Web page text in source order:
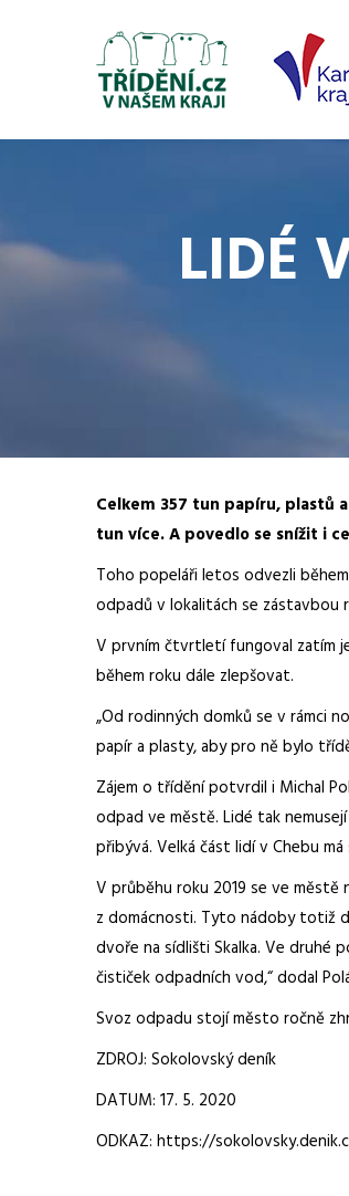
LIDÉ
Celkem 357 tun papíru, plastů
tun více. A povedlo se snížit i
Toho popeláři letos odvezli
odpadů v lokalitách se zástavbou
V prvním čtvrtletí fungoval zatím
během roku dále zlepšovat.
„Od rodinných domků se v rámci
papír a plasty, aby pro ně bylo
Zájem o třídění potvrdil i Michal
odpad ve městě. Lidé tak
přibývá. Velká část lidí v Chebu
V průběhu roku 2019 se ve
z domácnosti. Tyto nádoby totiž
dvoře na sídlišti Skalka. Ve druhé
čističek odpadních vod,“ dodal
Svoz odpadu stojí město ročně
ZDROJ: Sokolovský deník
DATUM: 17. 5. 2020
ODKAZ: https://